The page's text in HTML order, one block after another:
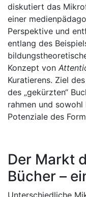
diskutiert das
einer
Perspektive und
entlang des
Konzept von
Kuratierens. Ziel
des „gekürzten“
rahmen und
Potenziale des
Der Markt
Bücher –
Unterschiedliche